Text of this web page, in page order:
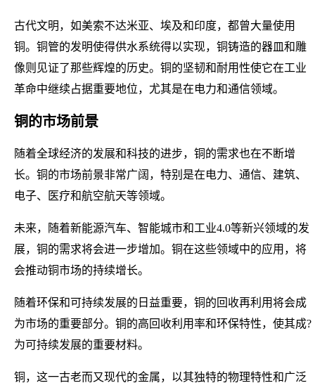
古代文明，如美索不达米亚、埃及和印度，都曾大量使用
铜。铜管的发明使得供水系统得以实现，铜铸造的器皿和雕
像则见证了那些辉煌的历史。铜的坚韧和耐用性使它在工业
革命中继续占据重要地位，尤其是在电力和通信领域。
铜的市场前景
随着全球经济的发展和科技的进步，铜的需求也在不断增
长。铜的市场前景非常广阔，特别是在电力、通信、建筑、
电子、医疗和航空航天等领域。
未来，随着新能源汽车、智能城市和工业4.0等新兴领域的发
展，铜的需求将会进一步增加。铜在这些领域中的应用，将
会推动铜市场的持续增长。
随着环保和可持续发展的日益重要，铜的回收再利用将会成
为市场的重要部分。铜的高回收利用率和环保特性，使其成?
为可持续发展的重要材料。
铜，这一古老而又现代的金属，以其独特的物理特性和广泛